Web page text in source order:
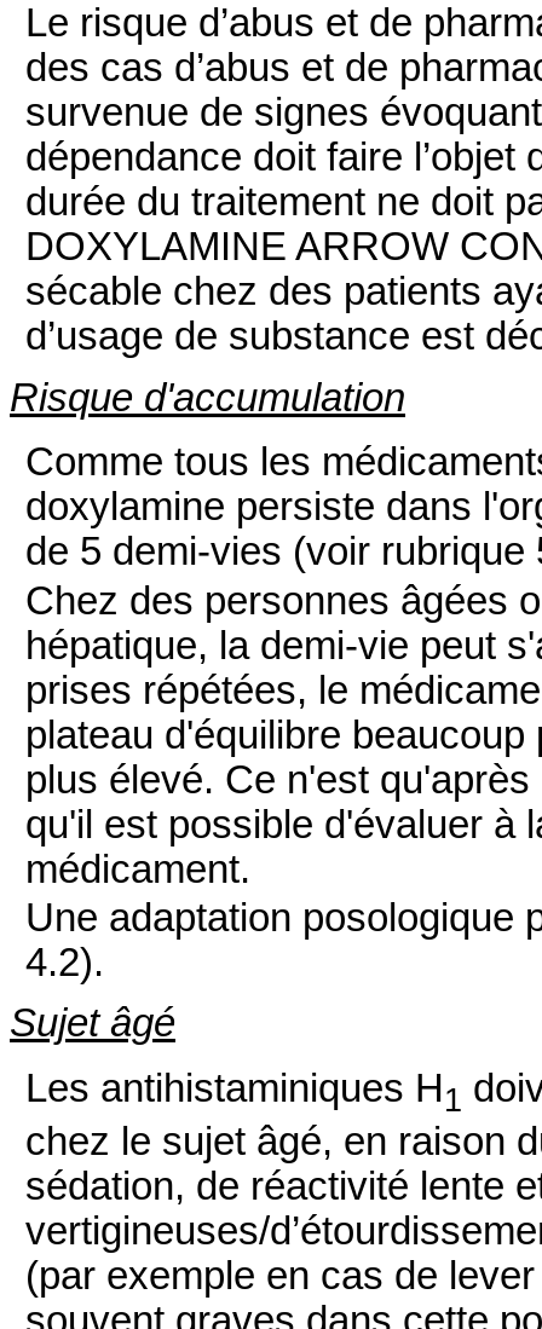
Le risque d’abus et de
des cas d’abus et de
survenue de signes
dépendance doit faire l’objet
durée du traitement ne doit
DOXYLAMINE ARROW
sécable chez des patients
d’usage de substance est
Risque d'accumulation
Comme tous les
doxylamine persiste dans
de 5 demi-vies (voir rubrique
Chez des personnes âgées
hépatique, la demi-vie peut
prises répétées, le
plateau d'équilibre
plus élevé. Ce n'est
qu'il est possible d'évaluer à
médicament.
Une adaptation posologique
4.2).
Sujet âgé
Les antihistaminiques H1
chez le sujet âgé, en raison
sédation, de réactivité lente
vertigineuses/
(par exemple en cas de
souvent graves dans cette